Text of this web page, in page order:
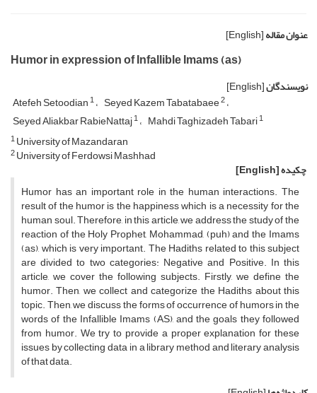
عنوان مقاله[English]
Humor in expression of Infallible Imams (as)
نویسندگان[English]
Atefeh Setoodian1 Seyed Kazem Tabatabaee2
Seyed Aliakbar RabieNattaj1 Mahdi Taghizadeh Tabari1
1University of Mazandaran
2University of Ferdowsi Mashhad
چکیده[English]
Humor has an important role in the human interactions. The
result of the humor is the happiness which is a necessity for the
human soul. Therefore, in this article, we address the study of the
reaction of the Holy Prophet, Mohammad, (puh) and the Imams
(as), which is very important. The Hadiths related to this subject
are divided to two categories: Negative and Positive. In this
article, we cover the following subjects. Firstly, we define the
humor. Then, we collect and categorize the Hadiths about this
topic. Then, we discuss the forms of occurrence of humors in the
words of the Infallible Imams (AS), and the goals they followed
from humor. We try to provide a proper explanation for these
issues by collecting data in a library method and literary analysis
of that data.